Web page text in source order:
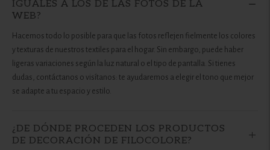
IGUALES A LOS DE LAS FOTOS DE LA
WEB?
Hacemos todo lo posible para que las fotos reflejen fielmente los colores
y texturas de nuestros textiles para el hogar. Sin embargo, puede haber
ligeras variaciones según la luz natural o el tipo de pantalla. Si tienes
dudas, contáctanos o visítanos: te ayudaremos a elegir el tono que mejor
se adapte a tu espacio y estilo.
¿DE DÓNDE PROCEDEN LOS PRODUCTOS
DE DECORACIÓN DE FILOCOLORE?